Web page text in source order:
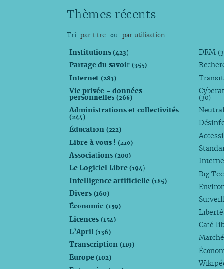
Thèmes récents
Tri par titre ou par utilisation
Institutions(423)
Partage du savoir(355)
Internet(283)
Vie privée - données
personnelles(266)
Administrations et collectivités
(244)
Éducation(222)
Libre à vous !(210)
Associations(200)
Le Logiciel Libre(194)
Intelligence artificielle(185)
Divers(160)
Économie(159)
Licences(154)
L’April(136)
Transcription(119)
Europe(102)
DRM
(30)
Big
Café